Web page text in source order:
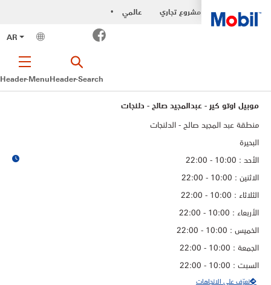
مشروع تجاري •
عالمي
AR
Facebook
Header-MenuHeader-Search
موبيل اوتو كير - عبدالمجيد صالح - دلنجات
منطقة عبد المجيد صالح - الدلنجات
البحيرة
الأحد : 10:00 - 22:00
الاثنين : 10:00 - 22:00
الثلاثاء : 10:00 - 22:00
الأربعاء : 10:00 - 22:00
الخميس : 10:00 - 22:00
الجمعة : 10:00 - 22:00
السبت : 10:00 - 22:00
تعرّف على الاتجاهات